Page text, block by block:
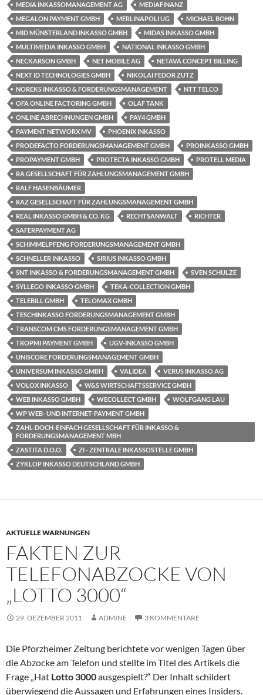
MEDIA INKASSOMANAGEMENT AG
MEDIAFINANZ
MEGALON PAYMENT GMBH
MERLINAPOLI UG
MICHAEL BOHN
MID MÜNSTERLAND INKASSO GMBH
MIDAS INKASSO GMBH
MULTIMEDIA INKASSO GMBH
NATIONAL INKASSO GMBH
NECKARSON GMBH
NET MOBILE AG
NETAVA CONCEPT BILLING
NEXT ID TECHNOLOGIES GMBH
NIKOLAI FEDOR ZUTZ
NOREKS INKASSO & FORDERUNGSMANAGEMENT
NTT TELCO
OFA ONLINE FACTORING GMBH
OLAF TANK
ONLINE ABRECHNUNGEN GMBH
PAY4 GMBH
PAYMENT NETWORX MV
PHOENIX INKASSO
PRODEFACTO FORDERUNGSMANAGEMENT GMBH
PROINKASSO GMBH
PROPAYMENT GMBH
PROTECTA INKASSO GMBH
PROTELL MEDIA
RA GESELLSCHAFT FÜR ZAHLUNGSMANAGEMENT GMBH
RALF HASENBÄUMER
RAZ GESELLSCHAFT FÜR ZAHLUNGSMANAGEMENT GMBH
REAL INKASSO GMBH & CO. KG
RECHTSANWALT
RICHTER
SAFERPAYMENT AG
SCHIMMELPFENG FORDERUNGSMANAGEMENT GMBH
SCHNELLER INKASSO
SIRIUS INKASSO GMBH
SNT INKASSO & FORDERUNGSMANAGEMENT GMBH
SVEN SCHULZE
SYLLEGO INKASSO GMBH
TEKA-COLLECTION GMBH
TELEBILL GMBH
TELOMAX GMBH
TESCHINKASSO FORDERUNGSMANAGEMENT GMBH
TRANSCOM CMS FORDERUNGSMANAGEMENT GMBH
TROPMI PAYMENT GMBH
UGV-INKASSO GMBH
UNISCORE FORDERUNGSMANAGEMENT GMBH
UNIVERSUM INKASSO GMBH
VALIDEA
VERUS INKASSO AG
VOLOX INKASSO
W&S WIRTSCHAFTSSERVICE GMBH
WEB INKASSO GMBH
WECOLLECT GMBH
WOLFGANG LAU
WP WEB- UND INTERNET-PAYMENT GMBH
ZAHL-DOCH-EINFACH GESELLSCHAFT FÜR INKASSO &
FORDERUNGSMANAGEMENT MBH
ZASTITA D.O.O.
ZI - ZENTRALE INKASSOSTELLE GMBH
ZYKLOP INKASSO DEUTSCHLAND GMBH
AKTUELLE WARNUNGEN
FAKTEN ZUR
TELEFONABZOCKE VON
„LOTTO 3000“
29. DEZEMBER 2011 ADMINE 3 KOMMENTARE
Die Pforzheimer Zeitung berichtete vor wenigen Tagen über
die Abzocke am Telefon und stellte im Titel des Artikels die
Frage „Hat Lotto 3000ausgespielt?“ Der Inhalt schildert
überwiegend die Aussagen und Erfahrungen eines Insiders.